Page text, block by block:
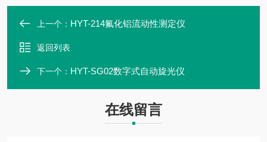
上一个： HYT-214氟化铝流动性测定仪
返回列表
下一个： HYT-SG02数字式自动旋光仪
在线留言